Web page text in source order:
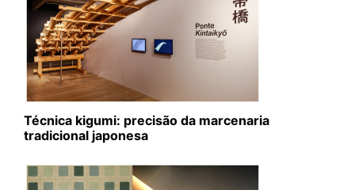
Técnica kigumi: precisão da marcenaria
tradicional japonesa